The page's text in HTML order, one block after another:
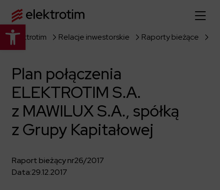
Otwórz pasek narzędzi
Strona główna
O nas
Więcej o nas
O firmie
Strategia
Historia
Grupa kapitałowa
Oferta
Poznaj pełną ofertę
Elektroenergetyka
Aktualności
Relacje inwestorskie
Elektrotim Relacje inwestorskie Raporty bieżące
Plan połączenia
ELEKTROTIM S.A.
z MAWILUX S.A., spółką
z Grupy Kapitałowej
Raport bieżący nr26/2017
Data:29.12.2017